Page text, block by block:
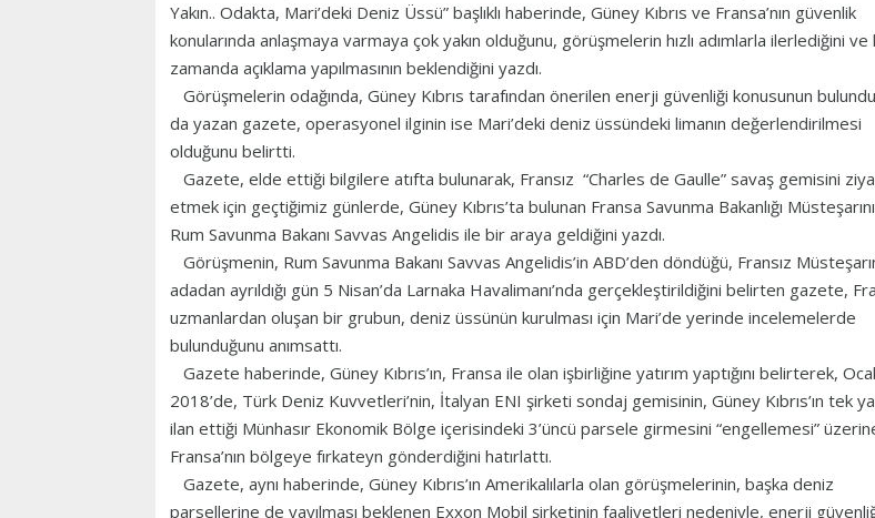
Yakın.. Odakta, Mari’deki Deniz Üssü” başlıklı haberinde, Güney Kıbrıs ve Fransa’nın güvenlik
konularında anlaşmaya varmaya çok yakın olduğunu, görüşmelerin hızlı adımlarla ilerlediğini ve
zamanda açıklama yapılmasının beklendiğini yazdı.
Görüşmelerin odağında, Güney Kıbrıs tarafından önerilen enerji güvenliği konusunun
da yazan gazete, operasyonel ilginin ise Mari’deki deniz üssündeki limanın değerlendirilmesi
olduğunu belirtti.
Gazete, elde ettiği bilgilere atıfta bulunarak, Fransız “Charles de Gaulle” savaş gemisini
etmek için geçtiğimiz günlerde, Güney Kıbrıs’ta bulunan Fransa Savunma Bakanlığı
Rum Savunma Bakanı Savvas Angelidis ile bir araya geldiğini yazdı.
Görüşmenin, Rum Savunma Bakanı Savvas Angelidis’in ABD’den döndüğü, Fransız
adadan ayrıldığı gün 5 Nisan’da Larnaka Havalimanı’nda gerçekleştirildiğini belirten gazete,
uzmanlardan oluşan bir grubun, deniz üssünün kurulması için Mari’de yerinde incelemelerde
bulunduğunu anımsattı.
Gazete haberinde, Güney Kıbrıs’ın, Fransa ile olan işbirliğine yatırım yaptığını belirterek,
2018’de, Türk Deniz Kuvvetleri’nin, İtalyan ENI şirketi sondaj gemisinin, Güney Kıbrıs’ın tek
ilan ettiği Münhasır Ekonomik Bölge içerisindeki 3’üncü parsele girmesini “engellemesi”
Fransa’nın bölgeye fırkateyn gönderdiğini hatırlattı.
Gazete, aynı haberinde, Güney Kıbrıs’ın Amerikalılarla olan görüşmelerinin, başka deniz
parsellerine de yayılması beklenen Exxon Mobil şirketinin faaliyetleri nedeniyle, enerji